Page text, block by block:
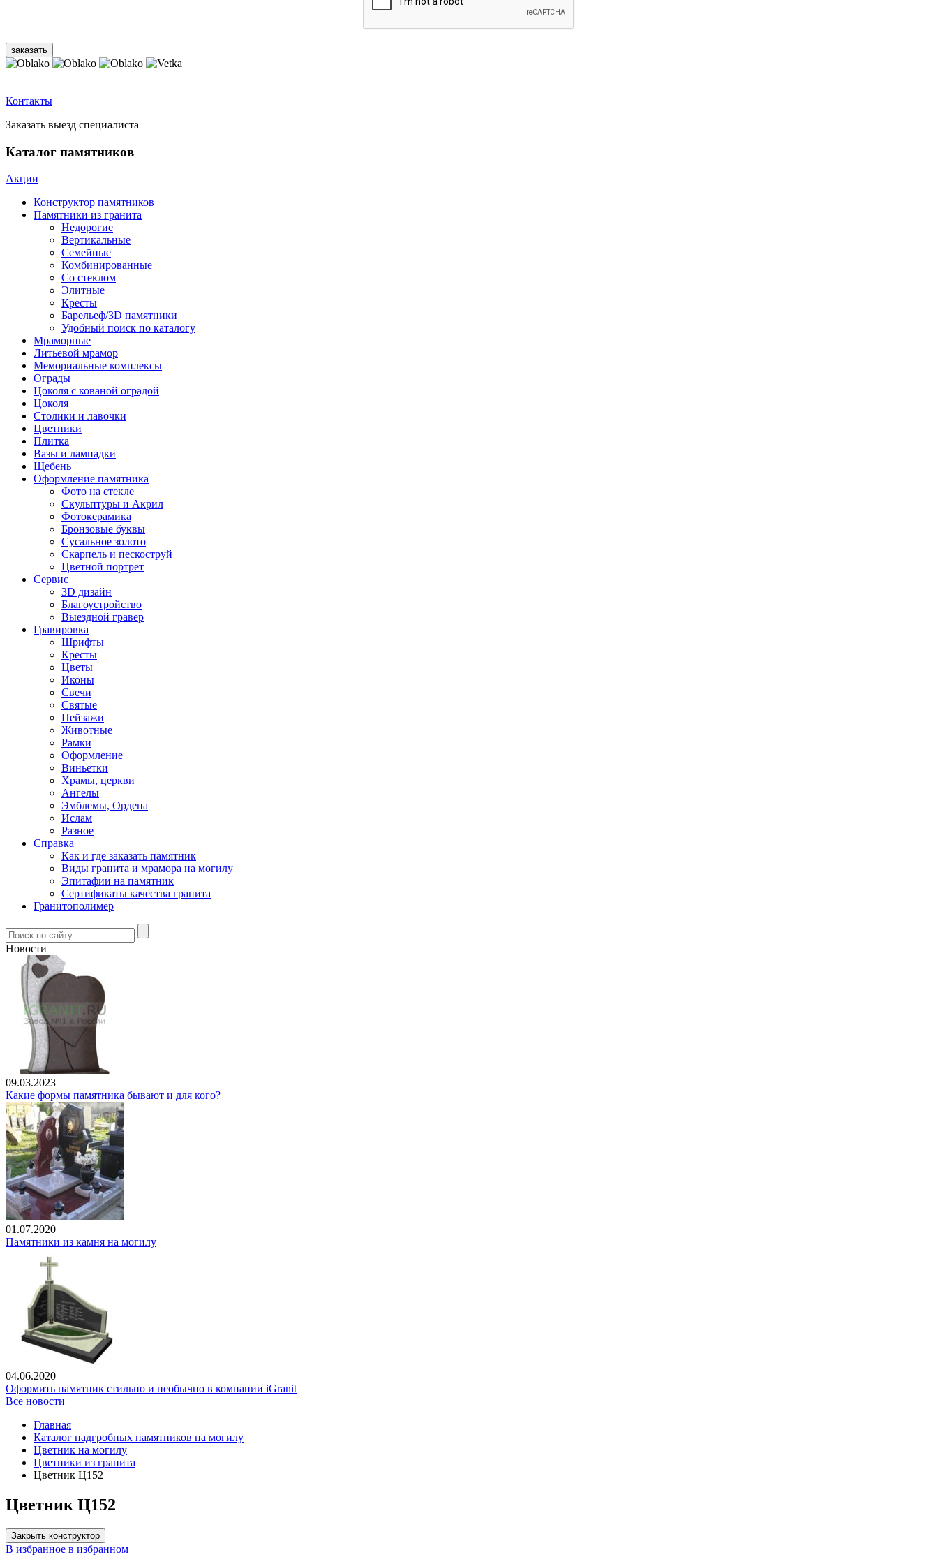
Контакты
Заказать выезд специалиста
Каталог памятников
Акции
Конструктор памятников
Памятники из гранита
Недорогие
Вертикальные
Семейные
Комбинированные
Со стеклом
Элитные
Кресты
Барельеф/3D памятники
Удобный поиск по каталогу
Мраморные
Литьевой мрамор
Мемориальные комплексы
Ограды
Цоколя с кованой оградой
Цоколя
Столики и лавочки
Цветники
Плитка
Вазы и лампадки
Щебень
Оформление памятника
Фото на стекле
Скульптуры и Акрил
Фотокерамика
Бронзовые буквы
Сусальное золото
Скарпель и пескоструй
Цветной портрет
Сервис
3D дизайн
Благоустройство
Выездной гравер
Гравировка
Шрифты
Кресты
Цветы
Иконы
Свечи
Святые
Пейзажи
Животные
Рамки
Оформление
Виньетки
Храмы, церкви
Ангелы
Эмблемы, Ордена
Ислам
Разное
Справка
Как и где заказать памятник
Виды гранита и мрамора на могилу
Эпитафии на памятник
Сертификаты качества гранита
Гранитополимер
Новости
09.03.2023
Какие формы памятника бывают и для кого?
01.07.2020
Памятники из камня на могилу
04.06.2020
Оформить памятник стильно и необычно в компании iGranit
Все новости
Главная
Каталог надгробных памятников на могилу
Цветник на могилу
Цветники из гранита
Цветник Ц152
Цветник Ц152
Закрыть конструктор
В избранное в избранном